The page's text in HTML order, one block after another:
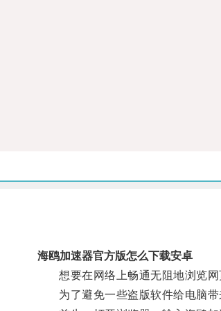
海鸥加速器官方版怎么下载安卓
想要在网络上畅通无阻地浏览网
为了避免一些盗版软件给电脑带